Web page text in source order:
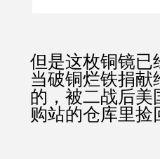
但是这枚铜镜已
当破铜烂铁捐
的，被二战后美
购站的仓库里捡